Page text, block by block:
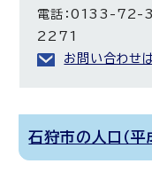
電話：0133-72-
2271
お問い合わせ
石狩市の人口（平